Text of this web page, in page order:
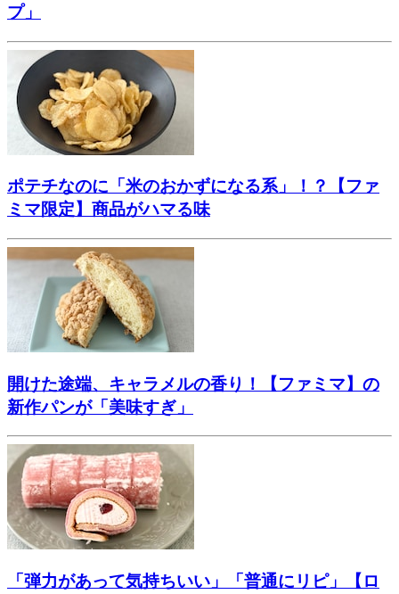
プ」
ポテチなのに「米のおかずになる系」！？【ファ
ミマ限定】商品がハマる味
開けた途端、キャラメルの香り！【ファミマ】の
新作パンが「美味すぎ」
「弾力があって気持ちいい」「普通にリピ」【ロ